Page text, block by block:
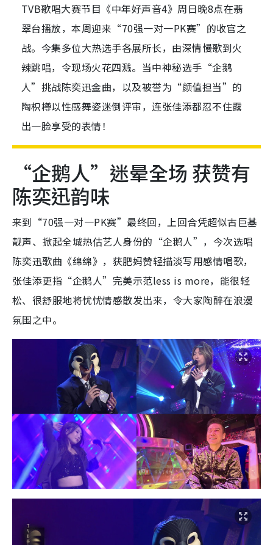
TVB歌唱大赛节目《中年好声音4》周日晚8点在翡
翠台播放，本周迎来“70强一对一PK赛”的收官之
战。今集多位大热选手各展所长，由深情慢歌到火
辣跳唱，令现场火花四溅。当中神秘选手“企鹅
人”挑战陈奕迅金曲，以及被誉为“颜值担当”的
陶枳樽以性感舞姿迷倒评审，连张佳添都忍不住露
出一脸享受的表情！
“企鹅人”迷晕全场 获赞有
陈奕迅韵味
来到“70强一对一PK赛”最终回，上回合凭超似古巨基
靓声、掀起全城热估艺人身份的“企鹅人”，今次选唱
陈奕迅歌曲《绵绵》，获肥妈赞轻描淡写用感情唱歌，
张佳添更指“企鹅人”完美示范less is more，能很轻
松、很舒服地将忧忧情感散发出来，令大家陶醉在浪漫
氛围之中。